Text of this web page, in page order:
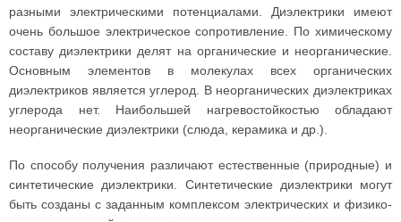
разными электрическими потенциалами. Диэлектрики имеют
очень большое электрическое сопротивление. По химическому
составу диэлектрики делят на органические и неорганические.
Основным элементов в молекулах всех органических
диэлектриков является углерод. В неорганических диэлектриках
углерода нет. Наибольшей нагревостойкостью обладают
неорганические диэлектрики (слюда, керамика и др.).
По способу получения различают естественные (природные) и
синтетические диэлектрики. Синтетические диэлектрики могут
быть созданы с заданным комплексом электрических и физико-